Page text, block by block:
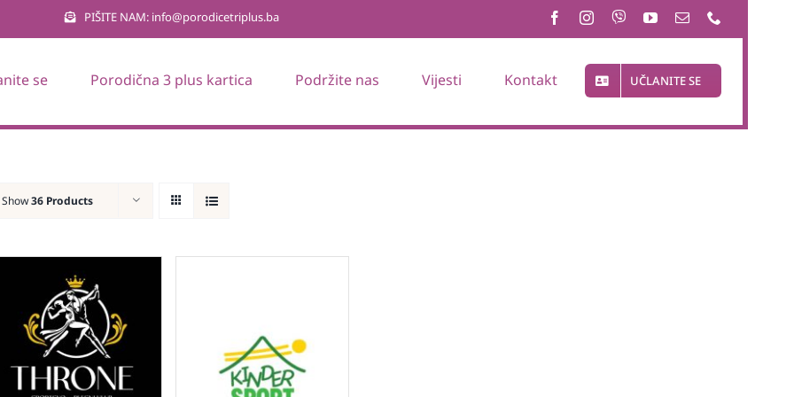
PIŠITE NAM: info@porodicetriplus.ba
se Porodična 3 plus kartica Podržite nas Vijesti Kontakt UČLANITE SE
Show36 Products